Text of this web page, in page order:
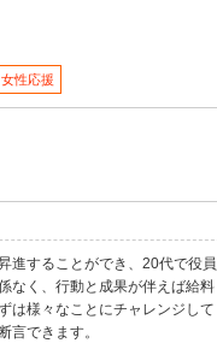
性応援
進することができ、20代で役員
なく、行動と成果が伴えば給料
は様々なことにチャレンジして
言できます。